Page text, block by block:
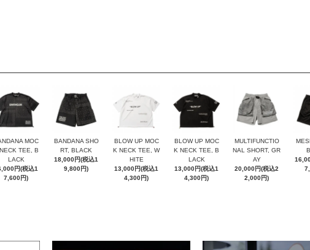
MOC
TEE, B
LACK
円(税込1
7,600円)
BANDANA SHO
RT, BLACK
18,000円(税込1
9,800円)
BLOW UP MOC
K NECK TEE, W
HITE
13,000円(税込1
4,300円)
BLOW UP MOC
K NECK TEE, B
LACK
13,000円(税込1
4,300円)
MULTIFUNCTIO
NAL SHORT, GR
AY
20,000円(税込2
2,000円)